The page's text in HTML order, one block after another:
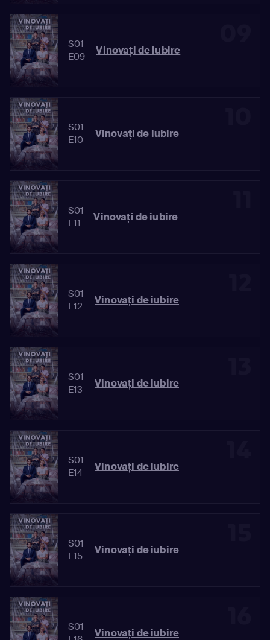
S01
E09
Vinovaţi de iubire
S01
E10
Vinovaţi de iubire
S01
E11
Vinovaţi de iubire
S01
E12
Vinovaţi de iubire
S01
E13
Vinovaţi de iubire
S01
E14
Vinovaţi de iubire
S01
E15
Vinovaţi de iubire
S01
Vinovaţi de iubire